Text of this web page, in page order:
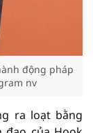
động pháp
nv
ra loạt bằng